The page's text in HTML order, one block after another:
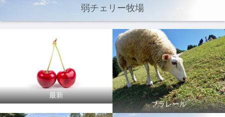
弱チェリー牧場
最新
プラレール